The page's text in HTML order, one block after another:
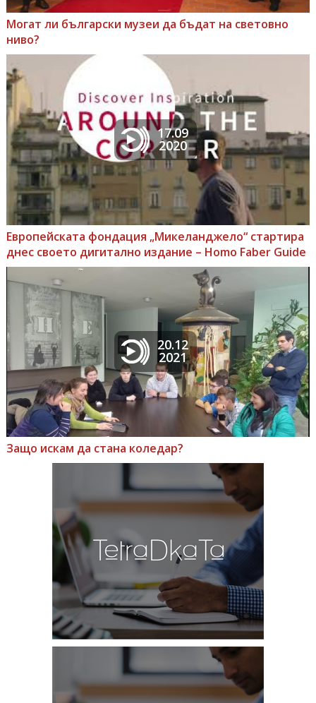
Могат ли български музеи да бъдат на световно
ниво?
17.09
2020
Европейската фондация „Микеланджело“ стартира
днес своето дигитално издание – Homo Faber Guide
20.12
2021
Защо искам да стана коледар?